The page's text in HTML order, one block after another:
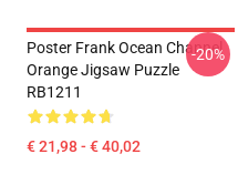
Poster Frank Ocean Channel
Orange Jigsaw Puzzle
RB1211
€ 21,98 - € 40,02
-20%